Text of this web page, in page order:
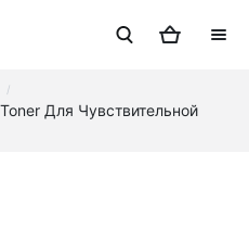
/
Для Чувствительной